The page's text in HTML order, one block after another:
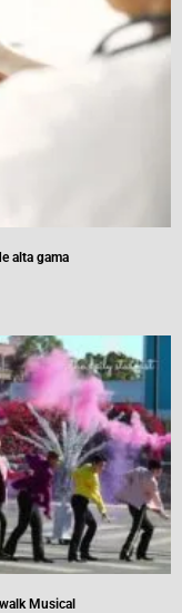
alta gama
Musical